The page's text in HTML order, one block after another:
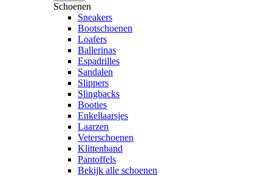
Schoenen
Sneakers
Bootschoenen
Loafers
Ballerinas
Espadrilles
Sandalen
Slippers
Slingbacks
Booties
Enkellaarsjes
Laarzen
Veterschoenen
Klittenband
Pantoffels
Bekijk alle schoenen